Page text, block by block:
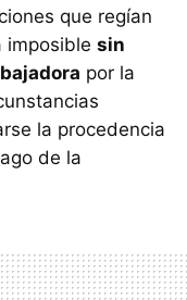
que regían
imposible sin
por la
la procedencia
de la